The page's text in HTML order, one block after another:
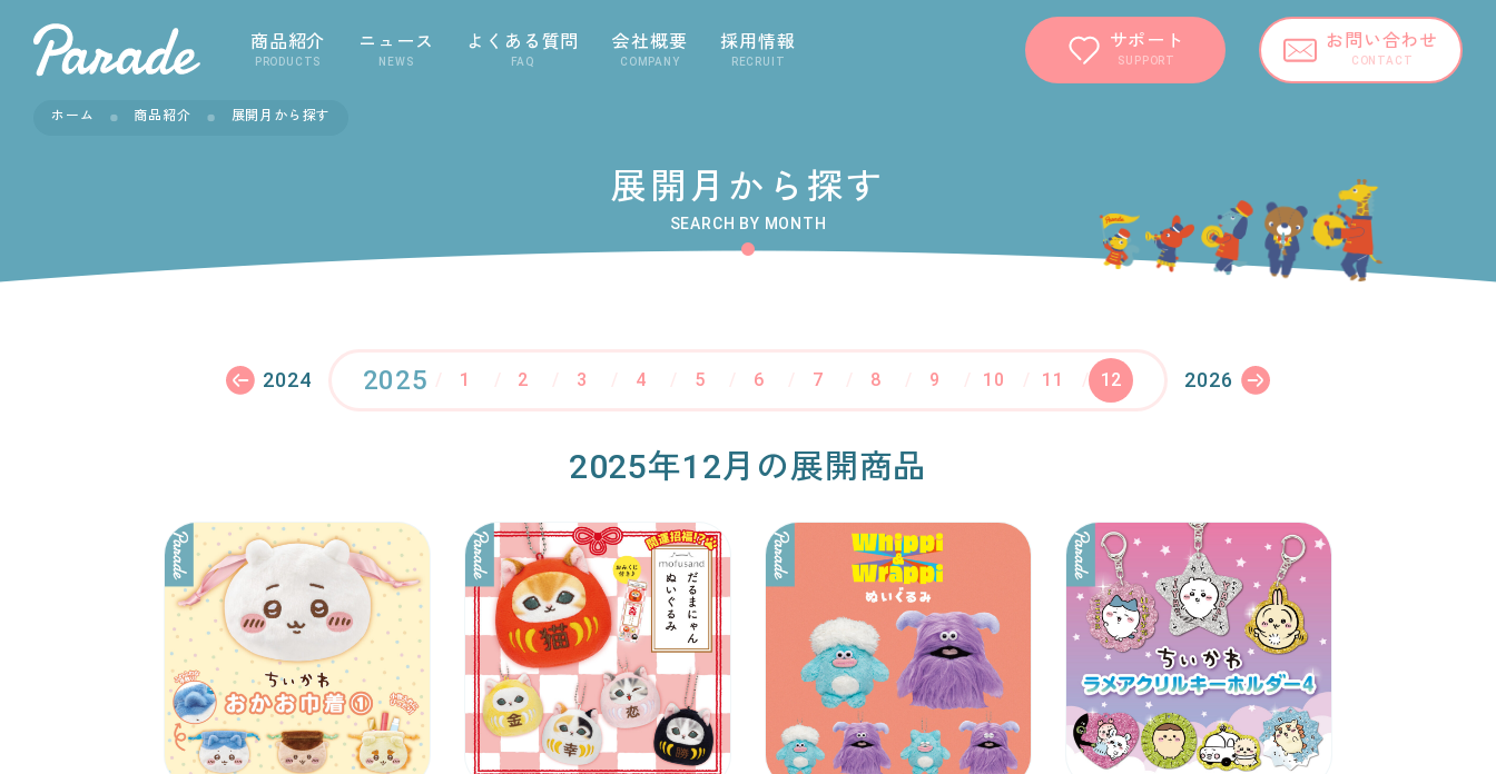
商品紹介
PRODUCTS
ニュース
NEWS
よくある質問
FAQ
会社概要
COMPANY
採用情報
RECRUIT
サポート
SUPPORT
お問い合わせ
CONTACT
ホーム 商品紹介 展開月から探す
展開月から探す
SEARCH BY MONTH
2024 2025 1 2 3 4 5 6 7 8 9 10 11 12 2026
2025年12月の展開商品